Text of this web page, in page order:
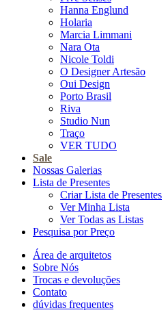
Hanna Englund
Holaria
Marcia Limmani
Nara Ota
Nicole Toldi
O Designer Artesão
Oui Design
Porto Brasil
Riva
Studio Nun
Traço
VER TUDO
Sale
Nossas Galerias
Lista de Presentes
Criar Lista de Presentes
Ver Minha Lista
Ver Todas as Listas
Pesquisa por Preço
Área de arquitetos
Sobre Nós
Trocas e devoluções
Contato
dúvidas frequentes